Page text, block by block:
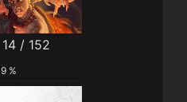
14 / 152
9 %